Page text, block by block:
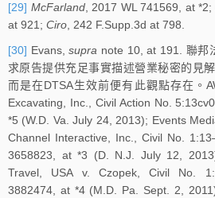
[29] McFarland, 2017 WL 741569, at *2;
at 921; Ciro , 242 F.Supp.3d at 798.
[30] Evans,supra note 10, at 191. 聯邦
求原告提供充足事實描述營業秘密的見
而是在DTSA生效前便有此觀點存在。
Excavating, Inc., Civil Action No.
*5 (W.D. Va. July 24, 2013); Events
Channel Interactive, Inc., Civil No.
3658823, at *3 (D. N.J. July 12,
Travel, USA v. Czopek, Civil No.
3882474, at *4 (M.D. Pa. Sept. 2,